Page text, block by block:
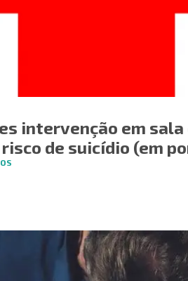
intervenção em
de suicídio (em